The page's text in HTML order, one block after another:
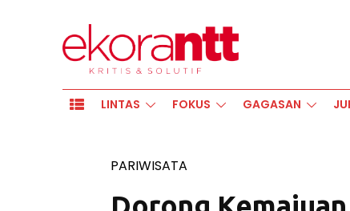
LINTAS FOKUS GAGASAN
PARIWISATA